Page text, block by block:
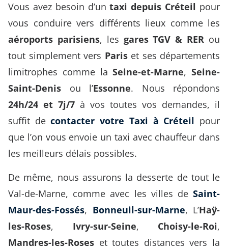
Vous avez besoin d’untaxi depuis Créteil pour
vous conduire vers différents lieux comme les
aéroports parisiens, les gares TGV & RER ou
tout simplement vers Pariset ses départements
limitrophes comme laSeine-et-Marne, Seine-
Saint-Denis ou l’Essonne. Nous répondons
24h/24 et 7j/7 à vos toutes vos demandes, il
suffit decontacter votre Taxi à Créteil pour
que l’on vous envoie un taxi avec chauffeur dans
les meilleurs délais possibles.
De même, nous assurons la desserte de tout le
Val-de-Marne, comme avec les villes de Saint-
Maur-des-Fossés, Bonneuil-sur-Marne, L’Haÿ-
les-Roses, Ivry-sur-Seine, Choisy-le-Roi,
Mandres-les-Roses et toutes distances vers la